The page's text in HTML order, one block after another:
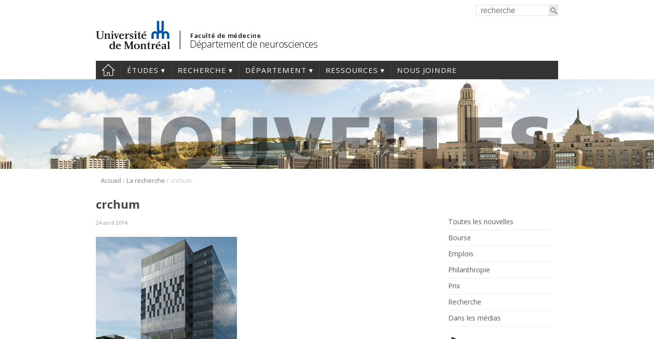
Faculté de médecine
Département de neurosciences
ÉTUDES RECHERCHE DÉPARTEMENT RESSOURCES NOUS JOINDRE
Accueil / La recherche / crchum
Toutes les nouvelles
Bourse
Emplois
Philanthropie
Prix
Recherche
Dans les médias
crchum
24 avril 2014